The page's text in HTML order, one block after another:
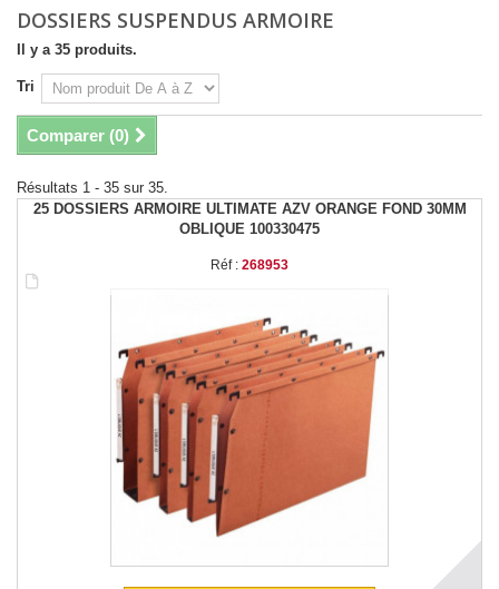
DOSSIERS SUSPENDUS ARMOIRE
Il y a 35 produits.
Tri
Comparer (0)
Résultats 1 - 35 sur 35.
25 DOSSIERS ARMOIRE ULTIMATE AZV ORANGE FOND 30MM
OBLIQUE 100330475
Réf : 268953